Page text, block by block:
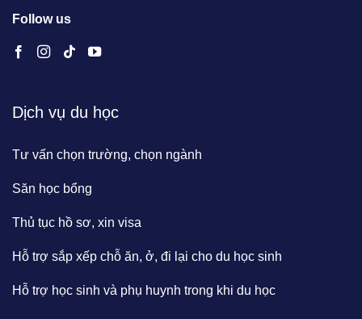
Follow us
Dịch vụ du học
Tư vấn chọn trường, chọn ngành
Săn học bổng
Thủ tục hồ sơ, xin visa
Hỗ trợ sắp xếp chỗ ăn, ở, đi lại cho du học sinh
Hỗ trợ học sinh và phụ huynh trong khi du học